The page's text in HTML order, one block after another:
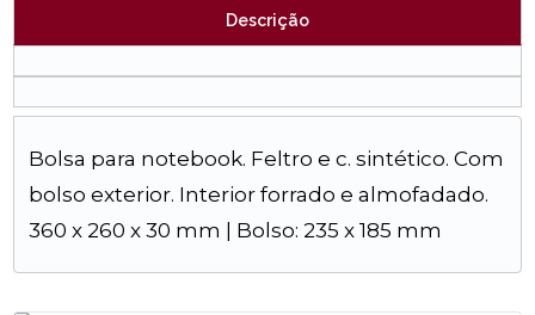
Descrição
Bolsa para notebook. Feltro e c. sintético. Com
bolso exterior. Interior forrado e almofadado.
360 x 260 x 30 mm | Bolso: 235 x 185 mm